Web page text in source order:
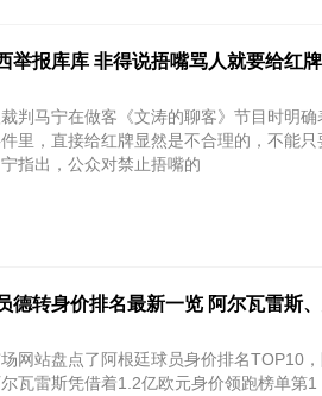
举报库库 非得说捂嘴骂人就要给红
判马宁在做客《文涛的聊客》节目时明
里，直接给红牌显然是不合理的，不能
指出，公众对禁止捂嘴的
德转身价排名最新一览 阿尔瓦雷斯
网站盘点了阿根廷球员身价排名TOP10
瓦雷斯凭借着1.2亿欧元身价领跑榜单第